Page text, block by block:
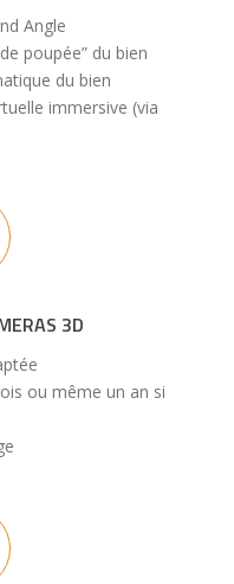
Angle
poupée” du bien
du bien
immersive (via
3D
ou même un an si